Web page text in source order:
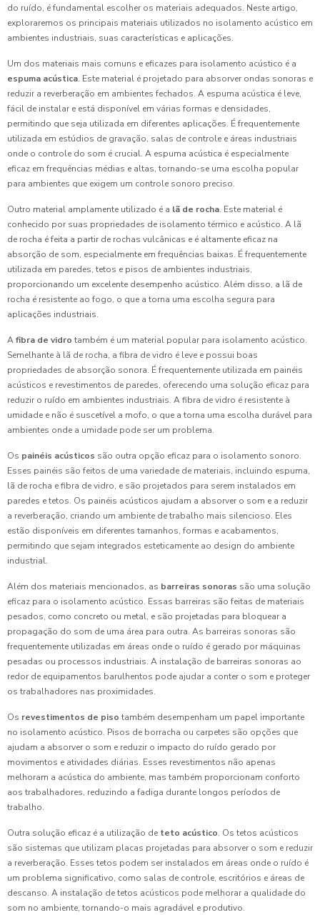
do ruído, é fundamental escolher os materiais adequados. Neste artigo,
exploraremos os principais materiais utilizados no isolamento acústico em
ambientes industriais, suas características e aplicações.
Um dos materiais mais comuns e eficazes para isolamento acústico é a
espuma acústica. Este material é projetado para absorver ondas sonoras e
reduzir a reverberação em ambientes fechados. A espuma acústica é leve,
fácil de instalar e está disponível em várias formas e densidades,
permitindo que seja utilizada em diferentes aplicações. É frequentemente
utilizada em estúdios de gravação, salas de controle e áreas industriais
onde o controle do som é crucial. A espuma acústica é especialmente
eficaz em frequências médias e altas, tornando-se uma escolha popular
para ambientes que exigem um controle sonoro preciso.
Outro material amplamente utilizado é a lã de rocha. Este material é
conhecido por suas propriedades de isolamento térmico e acústico. A lã
de rocha é feita a partir de rochas vulcânicas e é altamente eficaz na
absorção de som, especialmente em frequências baixas. É frequentemente
utilizada em paredes, tetos e pisos de ambientes industriais,
proporcionando um excelente desempenho acústico. Além disso, a lã de
rocha é resistente ao fogo, o que a torna uma escolha segura para
aplicações industriais.
Afibra de vidro também é um material popular para isolamento acústico.
Semelhante à lã de rocha, a fibra de vidro é leve e possui boas
propriedades de absorção sonora. É frequentemente utilizada em painéis
acústicos e revestimentos de paredes, oferecendo uma solução eficaz para
reduzir o ruído em ambientes industriais. A fibra de vidro é resistente à
umidade e não é suscetível a mofo, o que a torna uma escolha durável para
ambientes onde a umidade pode ser um problema.
Os painéis acústicos são outra opção eficaz para o isolamento sonoro.
Esses painéis são feitos de uma variedade de materiais, incluindo espuma,
lã de rocha e fibra de vidro, e são projetados para serem instalados em
paredes e tetos. Os painéis acústicos ajudam a absorver o som e a reduzir
a reverberação, criando um ambiente de trabalho mais silencioso. Eles
estão disponíveis em diferentes tamanhos, formas e acabamentos,
permitindo que sejam integrados esteticamente ao design do ambiente
industrial.
Além dos materiais mencionados, as barreiras sonoras são uma solução
eficaz para o isolamento acústico. Essas barreiras são feitas de materiais
pesados, como concreto ou metal, e são projetadas para bloquear a
propagação do som de uma área para outra. As barreiras sonoras são
frequentemente utilizadas em áreas onde o ruído é gerado por máquinas
pesadas ou processos industriais. A instalação de barreiras sonoras ao
redor de equipamentos barulhentos pode ajudar a conter o som e proteger
os trabalhadores nas proximidades.
Os revestimentos de piso também desempenham um papel importante
no isolamento acústico. Pisos de borracha ou carpetes são opções que
ajudam a absorver o som e reduzir o impacto do ruído gerado por
movimentos e atividades diárias. Esses revestimentos não apenas
melhoram a acústica do ambiente, mas também proporcionam conforto
aos trabalhadores, reduzindo a fadiga durante longos períodos de
trabalho.
Outra solução eficaz é a utilização de teto acústico. Os tetos acústicos
são sistemas que utilizam placas projetadas para absorver o som e reduzir
a reverberação. Esses tetos podem ser instalados em áreas onde o ruído é
um problema significativo, como salas de controle, escritórios e áreas de
descanso. A instalação de tetos acústicos pode melhorar a qualidade do
som no ambiente, tornando-o mais agradável e produtivo.